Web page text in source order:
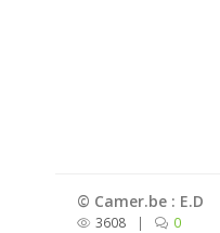
© Camer.be : E.D
3608
| 0